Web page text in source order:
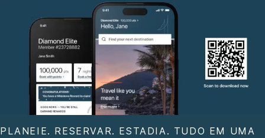
PLANEIE. RESERVAR. ESTADIA. TUDO EM UMA